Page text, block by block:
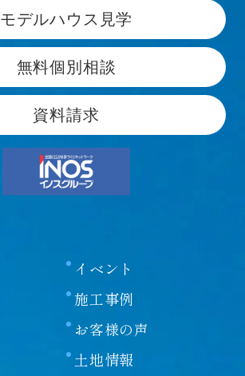
モデルハウス見学
無料個別相談
資料請求
イベント
施工事例
お客様の声
土地情報